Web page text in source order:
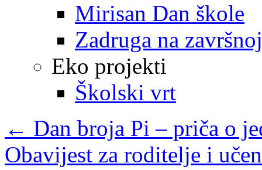
Mirisan Dan škole
Zadruga na
Eko projekti
Školski vrt
← Dan broja Pi – priča o
Obavijest za roditelje i